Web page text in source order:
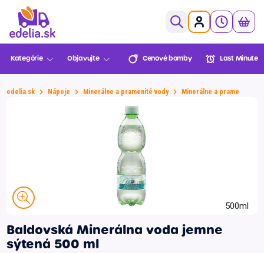
Košík je prázdny
Môžete objednať!
Prejsť do pokladne
Kategórie Objavujte Cenové bomby Last Minute
Novinky Multinákup
Viac za menej
Slovenská
farma
Zvoz VIP Ceny
Slovenské
Ovocie a zelenina
Trvanlivé
Alkohol
edelia.sk Nápoje Minerálne a pramenité vody Minerálne a pramenité
500ml
Baldovská Minerálna voda jemne
sýtená 500 ml